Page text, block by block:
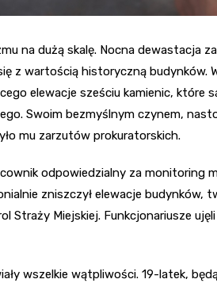
na dużą skalę. Nocna dewastacja
z wartością historyczną budynków.
elewacje sześciu kamienic, które
Swoim bezmyślnym czynem,
mu zarzutów prokuratorskich.
odpowiedzialny za monitoring
zniszczył elewacje budynków,
Straży Miejskiej. Funkcjonariusze
wszelkie wątpliwości. 19-latek,